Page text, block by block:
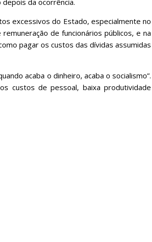
da ocorrência.
excessivos do Estado, especialmente no
de funcionários públicos, e na
pagar os custos das dívidas assumidas
acaba o dinheiro, acaba o socialismo”.
custos de pessoal, baixa produtividade